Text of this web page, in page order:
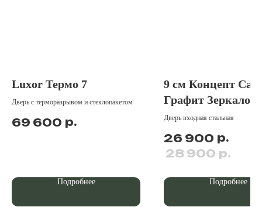
Luxor Термо 7
Дверь с терморазрывом и стеклопакетом
69 600 р.
Подробнее
9 см Концепт
Графит Зеркало
Дверь входная стальная
26 900 р.
28 900 р.
Подробнее